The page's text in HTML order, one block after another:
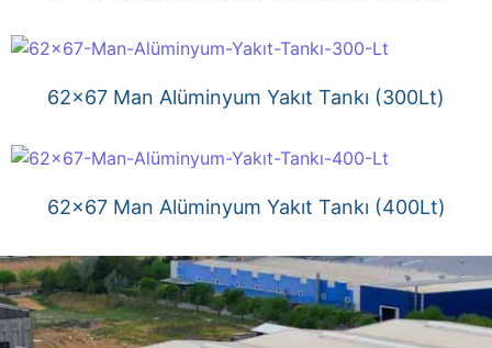
62×67 Man Alüminyum Yakıt Tankı (300Lt)
62×67 Man Alüminyum Yakıt Tankı (400Lt)